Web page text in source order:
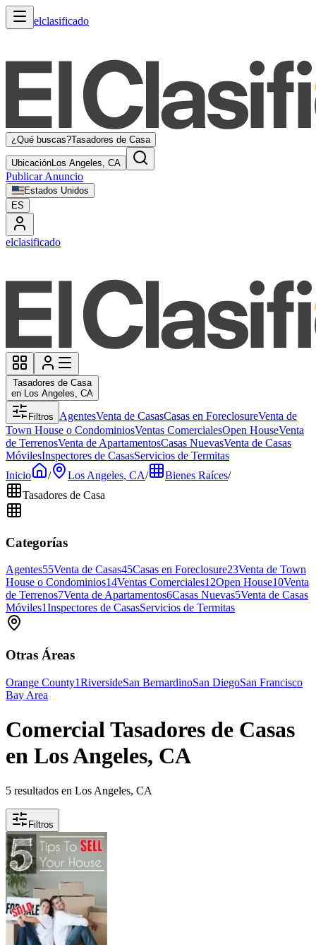
elclasificado
¿Qué buscas?Tasadores de Casa
UbicaciónLos Angeles, CA
Publicar Anuncio
Estados Unidos
ES
elclasificado
Tasadores de Casa
en Los Angeles, CA
Filtros AgentesVenta de CasasCasas en ForeclosureVenta de
Town House o CondominiosVentas ComercialesOpen HouseVenta
de TerrenosVenta de ApartamentosCasas NuevasVenta de Casas
MóvilesInspectores de CasasServicios de Termitas
Inicio
/ Los Angeles, CA/ Bienes Raíces/
Tasadores de Casa
Categorías
Agentes55Venta de Casas45Casas en Foreclosure23Venta de Town
House o Condominios14Ventas Comerciales12Open House10Venta
de Terrenos7Venta de Apartamentos6Casas Nuevas5Venta de Casas
Móviles1Inspectores de CasasServicios de Termitas
Otras Áreas
Orange County1RiversideSan BernardinoSan DiegoSan Francisco
Bay Area
Comercial Tasadores de Casas
en Los Angeles, CA
5 resultados en Los Angeles, CA
Filtros